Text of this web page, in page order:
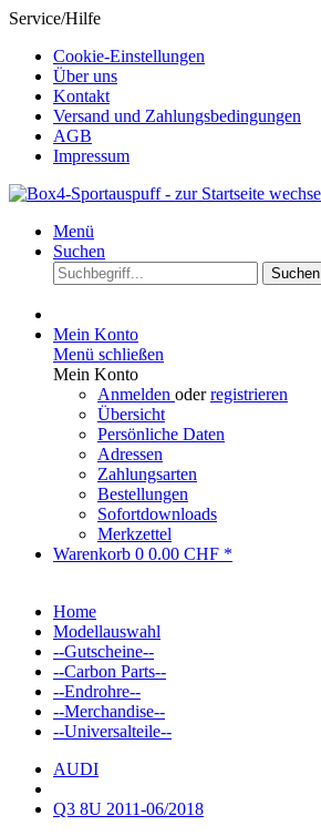
Service/Hilfe
Cookie-Einstellungen
Über uns
Kontakt
Versand und Zahlungsbedingungen
AGB
Impressum
Menü
Suchen
Suchen
Mein Konto
Menü schließen
Mein Konto
Anmelden oderregistrieren
Übersicht
Persönliche Daten
Adressen
Zahlungsarten
Bestellungen
Sofortdownloads
Merkzettel
Warenkorb 0 0.00 CHF *
Home
Modellauswahl
--Gutscheine--
--Carbon Parts--
--Endrohre--
--Merchandise--
--Universalteile--
AUDI
Q3 8U 2011-06/2018